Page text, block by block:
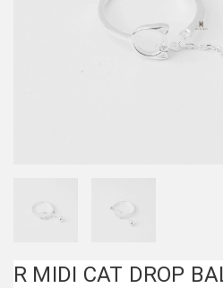
R MIDI CAT DROP